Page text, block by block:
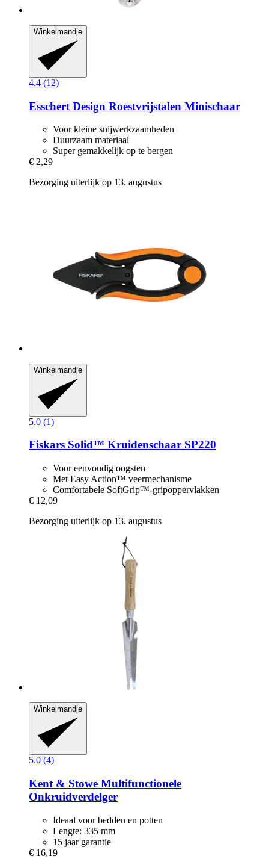
Winkelmandje
4.4 (12)
Esschert Design Roestvrijstalen Minischaar
Voor kleine snijwerkzaamheden
Duurzaam materiaal
Super gemakkelijk op te bergen
€ 2,29
Bezorging uiterlijk op 13. augustus
Winkelmandje
5.0 (1)
Fiskars Solid™ Kruidenschaar SP220
Voor eenvoudig oogsten
Met Easy Action™ veermechanisme
Comfortabele SoftGrip™-gripoppervlakken
€ 12,09
Bezorging uiterlijk op 13. augustus
Winkelmandje
5.0 (4)
Kent & Stowe Multifunctionele
Onkruidverdelger
Ideaal voor bedden en potten
Lengte: 335 mm
15 jaar garantie
€ 16,19